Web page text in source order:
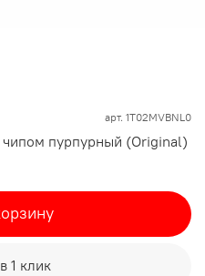
арт. 1T02MVBNL0
пурпурный (Original)
1 клик